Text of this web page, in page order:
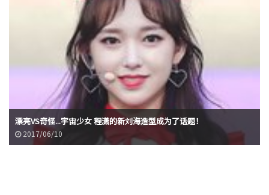
漂亮VS奇怪...宇宙少女 程潇的新刘海造型成为了话题！
2017/06/10